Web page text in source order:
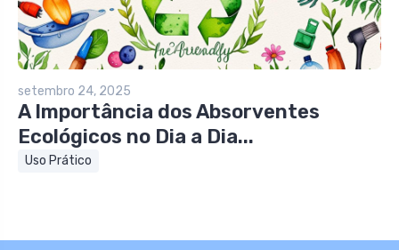
setembro 24, 2025
A Importância dos Absorventes
Ecológicos no Dia a Dia...
Uso Prático